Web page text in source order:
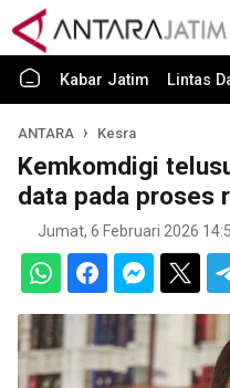
Kabar Jatim Lintas
ANTARA Kesra
Kemkomdigi
data pada proses
Jumat, 6 Februari 2026